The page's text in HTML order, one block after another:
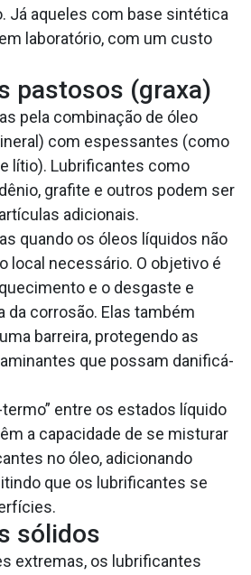
Já aqueles com base sintética
laboratório, com um custo
pastosos (graxa)
pela combinação de óleo
com espessantes (como
lítio). Lubrificantes como
grafite e outros podem ser
adicionais.
quando os óleos líquidos não
local necessário. O objetivo é
e o desgaste e
da corrosão. Elas também
barreira, protegendo as
que possam danificá-
entre os estados líquido
a capacidade de se misturar
no óleo, adicionando
que os lubrificantes se
sólidos
extremas, os lubrificantes